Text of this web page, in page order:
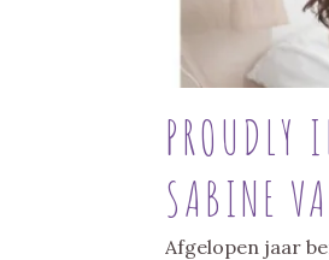
PROUDLY
SABINE
Afgelopen jaar